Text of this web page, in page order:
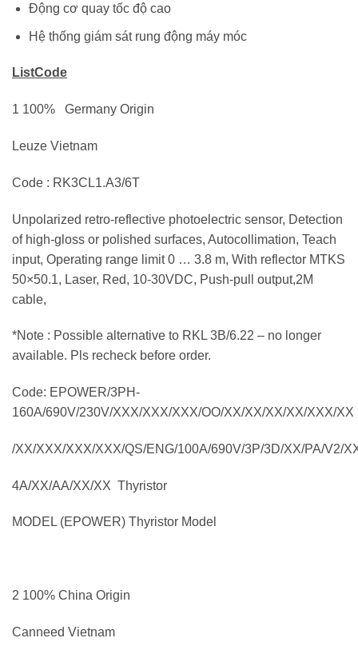
Động cơ quay tốc độ cao
Hệ thống giám sát rung động máy móc
ListCode
1 100% Germany Origin
Leuze Vietnam
Code : RK3CL1.A3/6T
Unpolarized retro-reflective photoelectric sensor, Detection
of high-gloss or polished surfaces, Autocollimation, Teach
input, Operating range limit 0 … 3.8 m, With reflector MTKS
50×50.1, Laser, Red, 10-30VDC, Push-pull output,2M
cable,
*Note : Possible alternative to RKL 3B/6.22 – no longer
available. Pls recheck before order.
Code: EPOWER/3PH-
160A/690V/230V/XXX/XXX/XXX/OO/XX/XX/XX/XX/XXX/XX
/XX/XXX/XXX/XXX/QS/ENG/100A/690V/3P/3D/XX/PA/V2/
4A/XX/AA/XX/XX Thyristor
MODEL (EPOWER) Thyristor Model
2 100% China Origin
Canneed Vietnam